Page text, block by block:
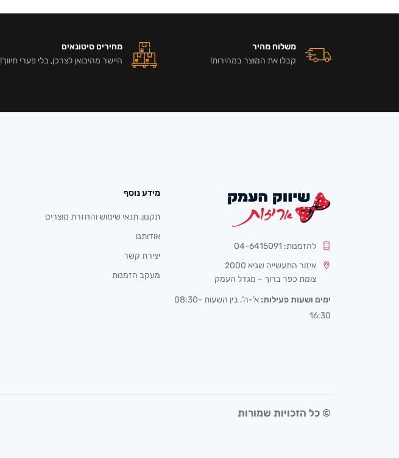
משלוח מהיר
קבלו את המוצר במהירות!
מחירים סיטונאים
היישר מהיבואן לצרכן, בלי פערי תיווך!
להזמנות: 04-6415091
איזור התעשייה שגיא 2000
צומת כפר ברוך – מגדל העמק
ימים ושעות פעילות:
א’-ה’, בין השעות 08:30-
16:30
מידע נוסף
תקנון, תנאי שימוש והחזרת מוצרים
אודותנו
יצירת קשר
מעקב הזמנות
© כל הזכויות שמורות